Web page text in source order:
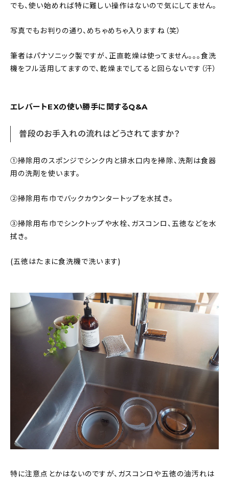
でも、使い始めれば特に難しい操作はないので気にしてません。
写真でもお判りの通り、めちゃめちゃ入りますね（笑）
筆者はパナソニック製ですが、正直乾燥は使ってません。。。食洗
機をフル活用してますので、乾燥までしてると回らないです（汗）
エレバートEXの使い勝手に関するQ&A
普段のお手入れの流れはどうされてますか？
①掃除用のスポンジでシンク内と排水口内を掃除、洗剤は食器
用の洗剤を使います。
②掃除用布巾でバックカウンタートップを水拭き。
③掃除用布巾でシンクトップや水栓、ガスコンロ、五徳などを水
拭き。
(五徳はたまに食洗機で洗います)
特に注意点とかはないのですが、ガスコンロや五徳の油汚れは